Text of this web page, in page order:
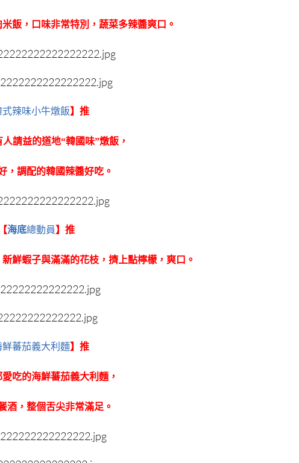
飯，口味非常特別，蔬菜多辣醬爽口。
式辣味小牛燉飯】推
請益的道地“韓國味”燉飯，
，調配的韓國辣醬好吃。
【海底總動員】推
鮮蝦子與滿滿的花枝，擠上點檸檬，爽口。
鮮蕃茄義大利麵】推
吃的海鮮蕃茄義大利麵，
酒，整個舌尖非常滿足。